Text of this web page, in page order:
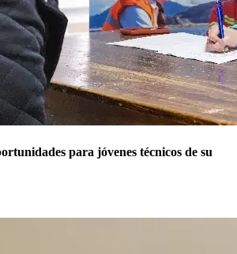
para jóvenes técnicos de su